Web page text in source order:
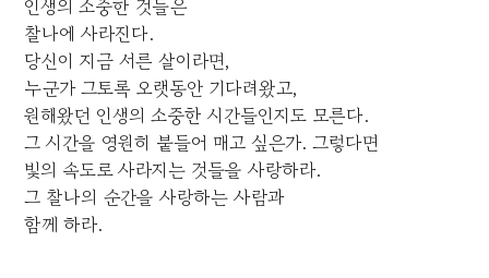
인생의 소중한 것들은
찰나에 사라진다.
당신이 지금 서른 살이라면,
누군가 그토록 오랫동안 기다려왔고,
원해왔던 인생의 소중한 시간들인지도 모른다.
그 시간을 영원히 붙들어 매고 싶은가. 그렇다면
빛의 속도로 사라지는 것들을 사랑하라.
그 찰나의 순간을 사랑하는 사람과
함께 하라.